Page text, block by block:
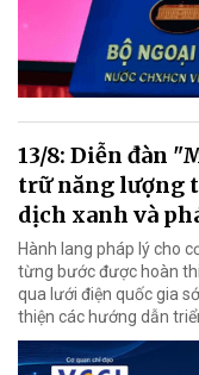
13/8: Diễn đàn
trữ năng lượng
dịch xanh và
Hành lang pháp lý cho
từng bước được hoàn
qua lưới điện quốc gia
thiện các hướng dẫn